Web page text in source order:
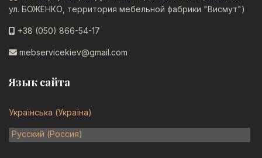
ул. БОЖЕНКО, территория мебельной фабрики "Висмут")
+38 (050) 866-54-17
mebservicekiev@gmail.com
Язык сайта
Выберите язык
Українська (Україна)
Русский (Россия)